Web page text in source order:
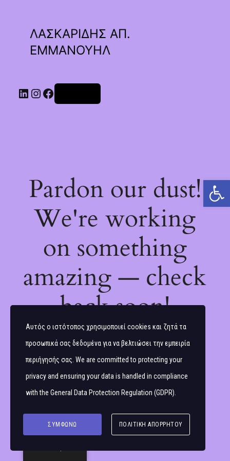
Ανοίξτε τη γραμμή εργαλείων
ΛΑΣΚΑΡΙΔΗΣ ΑΠ.
ΕΜΜΑΝΟΥΗΛ
Linkedin
Instagram
Facebook
Pardon our dust!
We're working
on something
amazing — check
back soon!
Αυτός ο ιστότοπος χρησιμοποιεί cookies και ζητά τα
προσωπικά σας δεδομένα για να βελτιώσει την εμπειρία
περιήγησής σας. We are committed to protecting your
privacy and ensuring your data is handled in compliance
with the General Data Protection Regulation (GDPR)
ΣΥΜΦΩΝΏ ΠΟΛΙΤΙΚΉ ΑΠΟΡΡΉΤΟΥ